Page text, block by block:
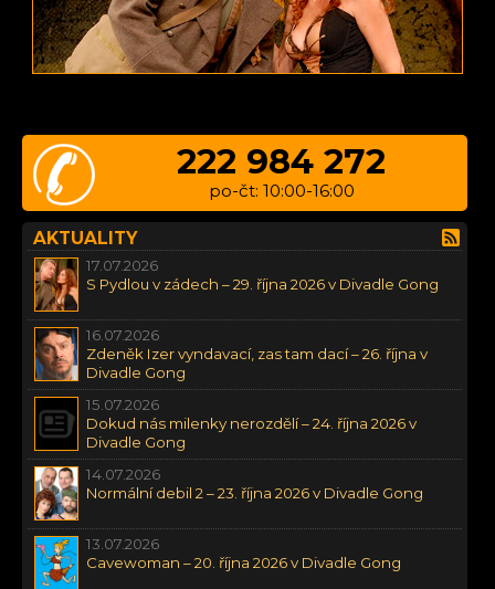
222 984 272
po-čt: 10:00-16:00
AKTUALITY
17.07.2026
S Pydlou v zádech – 29. října 2026 v Divadle Gong
16.07.2026
Zdeněk Izer vyndavací, zas tam dací – 26. října v
Divadle Gong
15.07.2026
Dokud nás milenky nerozdělí – 24. října 2026 v
Divadle Gong
14.07.2026
Normální debil 2 – 23. října 2026 v Divadle Gong
13.07.2026
Cavewoman – 20. října 2026 v Divadle Gong